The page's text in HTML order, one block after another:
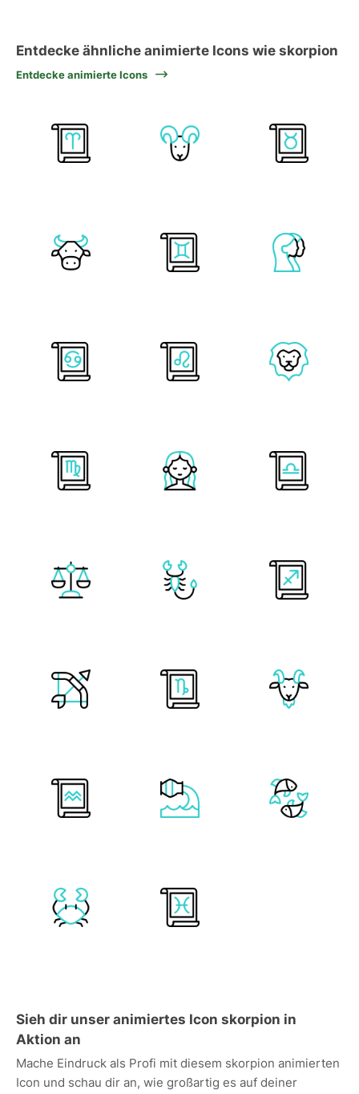
Entdecke ähnliche animierte Icons wie skorpion
Entdecke animierte Icons
Sieh dir unser animiertes Icon skorpion in
Aktion an
Mache Eindruck als Profi mit diesem skorpion animierten
Icon und schau dir an, wie großartig es auf deiner